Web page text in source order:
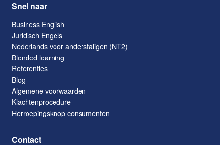
Snel naar
Business English
Juridisch Engels
Nederlands voor anderstaligen (NT2)
Blended learning
Referenties
Blog
Algemene voorwaarden
Klachtenprocedure
Herroepingsknop consumenten
Contact